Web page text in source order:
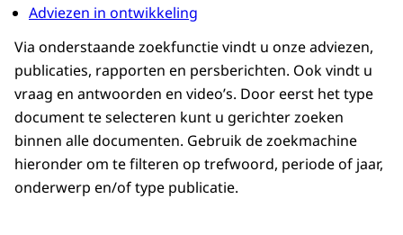
Adviezen in ontwikkeling
Via onderstaande zoekfunctie vindt u onze adviezen,
publicaties, rapporten en persberichten. Ook vindt u
vraag en antwoorden en video’s. Door eerst het type
document te selecteren kunt u gerichter zoeken
binnen alle documenten. Gebruik de zoekmachine
hieronder om te filteren op trefwoord, periode of jaar,
onderwerp en/of type publicatie.